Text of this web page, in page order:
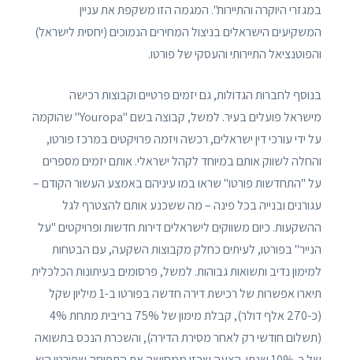
במגזרי היוקרה והתיירות". המגמה הזו משקפת את עניין
המשקיעים הישראלים בניצול המחירים הנמוכים (יחסית לישראל)
והפוטנציאל התיירותי והעסקי של פורטו.
בנוסף לחברות הגדולות, גם יזמים פרטיים וקבוצות רכישה
מישראל פועלים בעיר. למשל, קבוצה בשם "Youropa" שהוקמה
על ידי עורכי דין ישראלים, רכשה ויזמה פרויקטים במרכז פורטו,
והחלה לשווק אותם במיוחד לקהל ישראלי. אותם יזמים מספרים
על "התחדשות פורטו" שראו במו עיניהם באמצע העשור הקודם –
עגורנים ובנייה בכל פינה – מה ששכנע אותם להצטרף לגל
ההשקעות. כיום משווקים לישראלים דירות חדשות ופרויקטים "על
הנייר" בפורטו, לעיתים כחלק מקבוצות השקעה, עם הבטחות
למימון נדיב ותשואות גבוהות. למשל, פרסומים בעיתונות הכלכלית
תיארו אפשרות של רכישת דירה חדשה בפורטו ב-1 מיליון שקל
(כ-270 אלף דולר), קבלת מימון של 75% בריבית מתחת 4%
(תשלום חודשי רק לאחר מסירת הדירה), והשכרת הנכס בתשואה